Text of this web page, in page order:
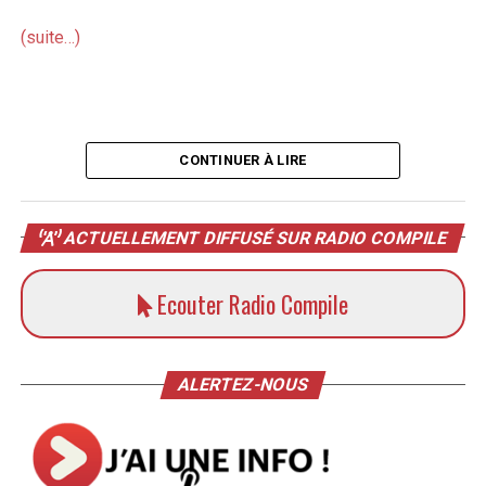
(suite…)
CONTINUER À LIRE
ACTUELLEMENT DIFFUSÉ SUR RADIO COMPILE
Ecouter Radio Compile
ALERTEZ-NOUS